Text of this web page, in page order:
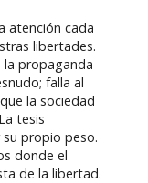
atención cada
libertades.
la propaganda
falla al
la sociedad
tesis
propio peso.
donde el
de la libertad.